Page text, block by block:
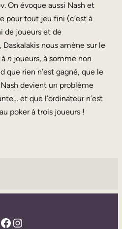
On évoque aussi Nash et
pour tout jeu fini (c’est à
de joueurs et de
nous amène sur le
n joueurs, à somme non
que rien n’est gagné, que le
devient un problème
et que l’ordinateur n’est
poker à trois joueurs !
Facebook
Instagram